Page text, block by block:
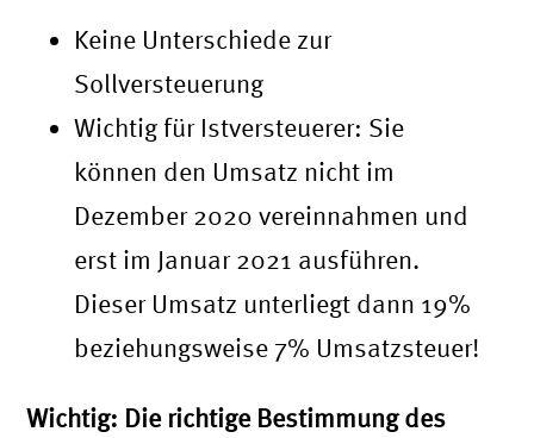
Keine Unterschiede zur
Sollversteuerung
Wichtig für Istversteuerer: Sie
können den Umsatz nicht im
Dezember 2020 vereinnahmen und
erst im Januar 2021 ausführen.
Dieser Umsatz unterliegt dann 19%
beziehungsweise 7% Umsatzsteuer!
Wichtig: Die richtige Bestimmung des